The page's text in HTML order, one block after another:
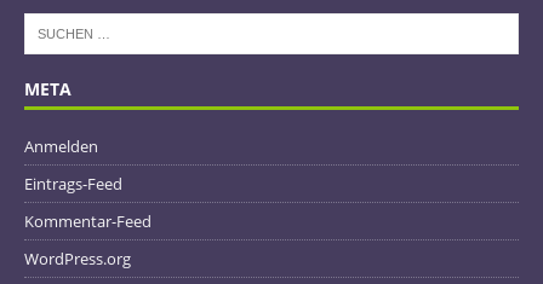
META
Anmelden
Eintrags-Feed
Kommentar-Feed
WordPress.org